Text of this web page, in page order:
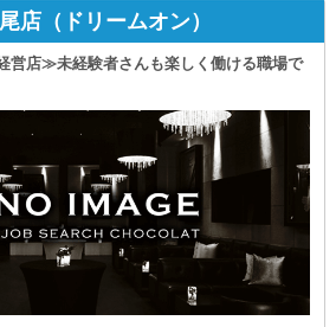
店（ドリームオン）
営店≫未経験者さんも楽しく働ける職場で